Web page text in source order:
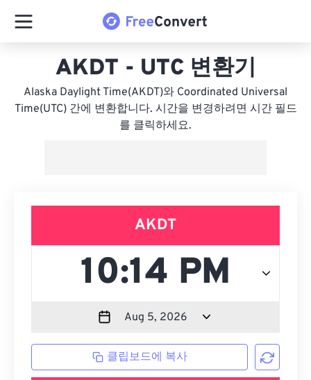
AKDT - UTC 변환기
Alaska Daylight Time(AKDT)와 Coordinated Universal
Time(UTC) 간에 변환합니다. 시간을 변경하려면 시간 필드
를 클릭하세요.
AKDT
클립보드에 복사